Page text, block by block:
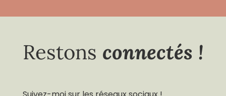
Restons connectés !